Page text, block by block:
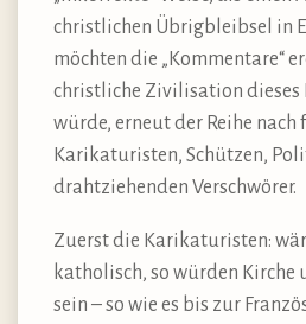
christlichen Übrigbleibsel in
möchten die „Kommentare“
christliche Zivilisation dieses
würde, erneut der Reihe nach
Karikaturisten, Schützen,
drahtziehenden Verschwörer.
Zuerst die Karikaturisten:
katholisch, so würden Kirche
sein – so wie es bis zur